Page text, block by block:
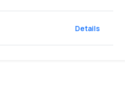
Details